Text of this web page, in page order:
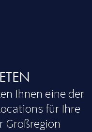
Ihnen eine der
für Ihre
Großregion